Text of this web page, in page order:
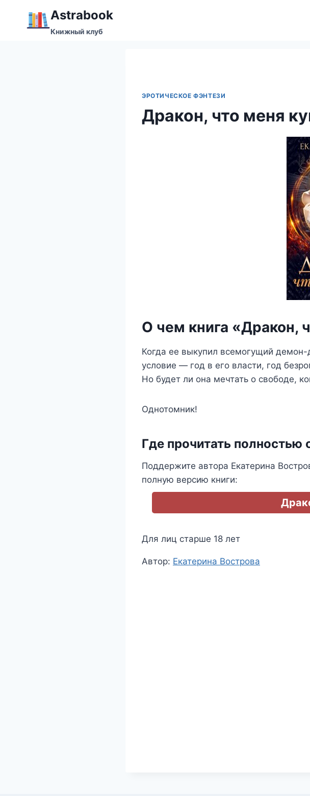
содержимому
Аstrabook
Книжный клуб
ЭРОТИЧЕСКОЕ ФЭНТЕЗИ
Дракон, что меня
О чем книга «Дракон,
Когда ее выкупил всемогущий
условие — год в его власти, год
Но будет ли она мечтать о свободе,
Однотомник!
Где прочитать полностью
Поддержите автора Екатерина
полную версию книги:
Для лиц старше 18 лет
Метки
Автор: Екатерина Вострова